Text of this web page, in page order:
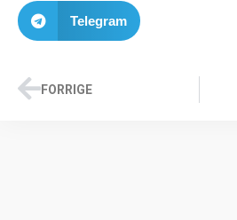
Telegram
FORRIGE